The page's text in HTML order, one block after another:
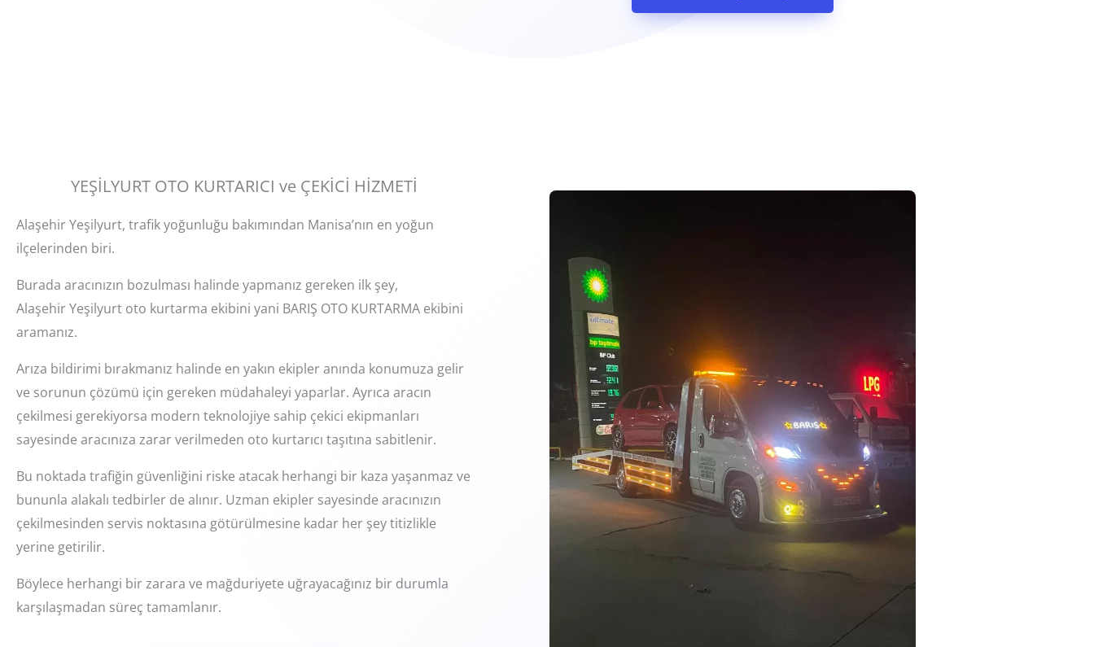
YEŞİLYURT OTO KURTARICI ve ÇEKİCİ HİZMETİ
Alaşehir Yeşilyurt, trafik yoğunluğu bakımından Manisa’nın en yoğun
ilçelerinden biri.
Burada aracınızın bozulması halinde yapmanız gereken ilk şey,
Alaşehir Yeşilyurt oto kurtarma ekibini yani BARIŞ OTO KURTARMA ekibini
aramanız.
Arıza bildirimi bırakmanız halinde en yakın ekipler anında konumuza gelir
ve sorunun çözümü için gereken müdahaleyi yaparlar. Ayrıca aracın
çekilmesi gerekiyorsa modern teknolojiye sahip çekici ekipmanları
sayesinde aracınıza zarar verilmeden oto kurtarıcı taşıtına sabitlenir.
Bu noktada trafiğin güvenliğini riske atacak herhangi bir kaza yaşanmaz ve
bununla alakalı tedbirler de alınır. Uzman ekipler sayesinde aracınızın
çekilmesinden servis noktasına götürülmesine kadar her şey titizlikle
yerine getirilir.
Böylece herhangi bir zarara ve mağduriyete uğrayacağınız bir durumla
karşılaşmadan süreç tamamlanır.